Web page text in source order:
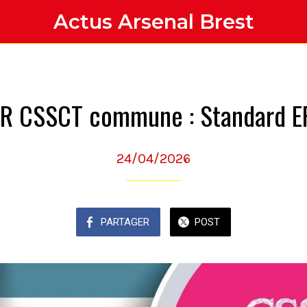
Actus Arsenal Brest
CSSCT commune : Standard
24/04/2026
PARTAGER POST